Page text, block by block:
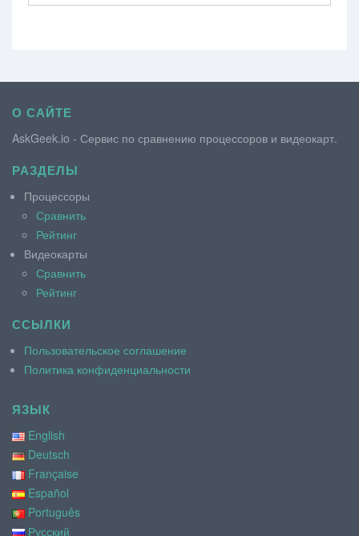
О САЙТЕ
AskGeek.io - Сервис по сравнению процессоров и видеокарт.
РАЗДЕЛЫ
Процессоры
Сравнить
Рейтинг
Видеокарты
Сравнить
Рейтинг
ССЫЛКИ
Пользовательское соглашение
Политика конфиденциальности
ЯЗЫК
English
Deutsch
Française
Español
Português
Русский